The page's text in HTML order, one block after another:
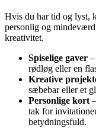
Hvis du har tid og lyst,
personlig og
kreativitet.
Spiselige gaver
rødløg eller en
Kreative
sæbebar eller et
Personlige kort
tak for
betydningsfuld.